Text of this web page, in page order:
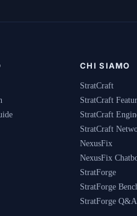
CHI SIAMO
StratCraft
StratCraft
StratCraft
StratCraft
NexusFix
NexusFix
StratForge
StratForge
StratForge Q&A